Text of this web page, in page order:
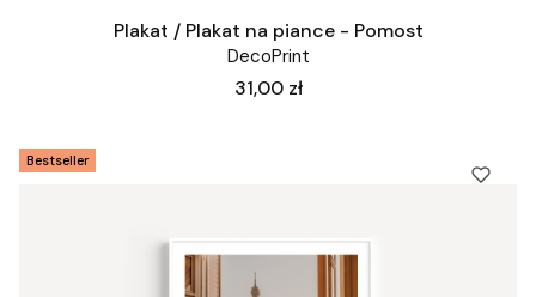
Plakat / Plakat na piance - Pomost
DecoPrint
Cena
31,00 zł
Bestseller